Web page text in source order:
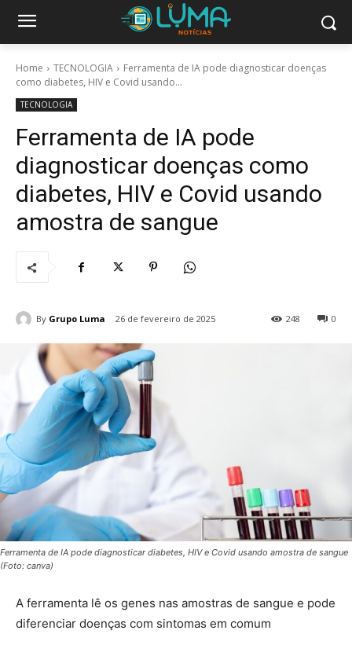
Home TECNOLOGIA
Ferramenta de IA pode diagnosticar doenças
como diabetes, HIV e Covid usando...
TECNOLOGIA
Ferramenta de IA pode
diagnosticar doenças como
diabetes, HIV e Covid usando
amostra de sangue
By Grupo Luma 26 de fevereiro de 2025 0
248
Ferramenta de IA pode diagnosticar diabetes, HIV e Covid usando amostra de sangue
(Foto: canva)
A ferramenta lê os genes nas amostras de sangue e pode
diferenciar doenças com sintomas em comum